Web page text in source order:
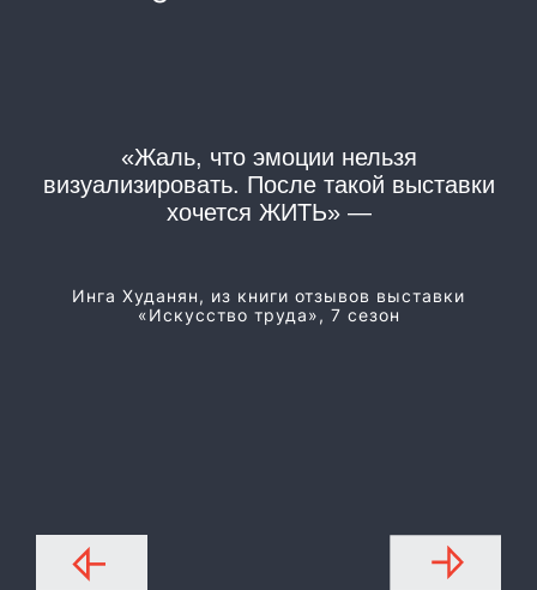
«Жаль, что эмоции нельзя
визуализировать. После такой выставки
хочется ЖИТЬ» —
Инга Худанян, из книги отзывов выставки
«Искусство труда», 7 сезон